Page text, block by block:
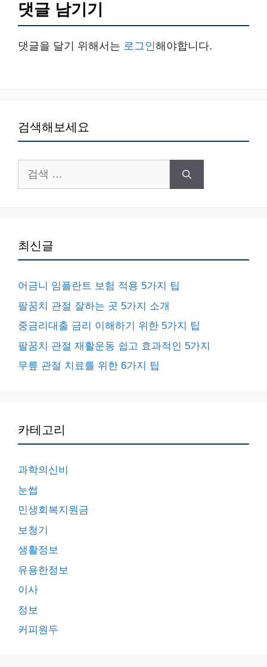
댓글 남기기
댓글을 달기 위해서는 로그인해야합니다.
검색해보세요
색:
최신글
어금니 임플란트 보험 적용 5가지 팁
팔꿈치 관절 잘하는 곳 5가지 소개
중금리대출 금리 이해하기 위한 5가지 팁
팔꿈치 관절 재활운동 쉽고 효과적인 5가지
무릎 관절 치료를 위한 6가지 팁
카테고리
과학의신비
눈썹
민생회복지원금
보청기
생활정보
유용한정보
이사
정보
커피원두